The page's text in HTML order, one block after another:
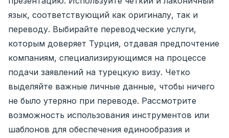
язык, соответствующий как оригиналу, так и
переводу. Выбирайте переводческие услуги,
которым доверяет Турция, отдавая предпочтение
компаниям, специализирующимся на процессе
подачи заявлений на турецкую визу. Четко
выделяйте важные личные данные, чтобы ничего
не было утеряно при переводе. Рассмотрите
возможность использования инструментов или
шаблонов для обеспечения единообразия и